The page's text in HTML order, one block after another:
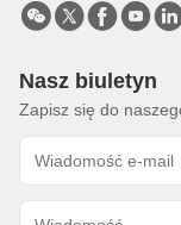
Nasz biuletyn
Zapisz się do